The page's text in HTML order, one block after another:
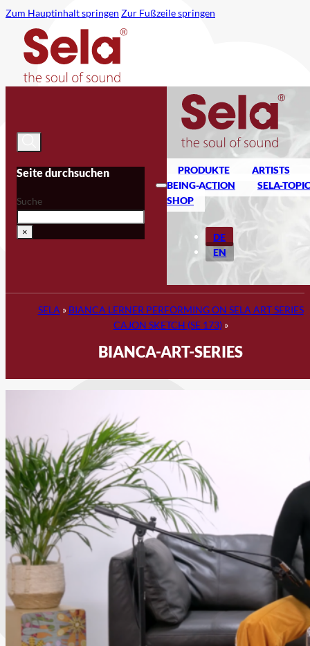
Zum Hauptinhalt springen Zur Fußzeile springen
Seite durchsuchen
Suche
×
PRODUKTE
ARTISTS
BEING-ACTION
SELA-
SHOP
DE
EN
SELA » BIANCA LERNER PERFORMING ON SELA ART SERIES
CAJON SKETCH (SE 173)»
BIANCA-ART-SERIES